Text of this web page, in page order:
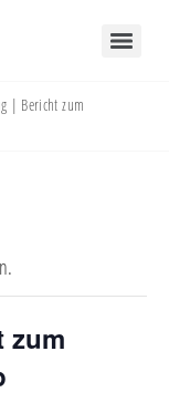
| Bericht zum
zum